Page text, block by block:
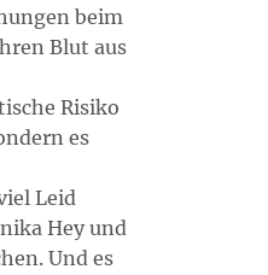
beim
Blut aus
Risiko
es
Leid
Hey und
Und es